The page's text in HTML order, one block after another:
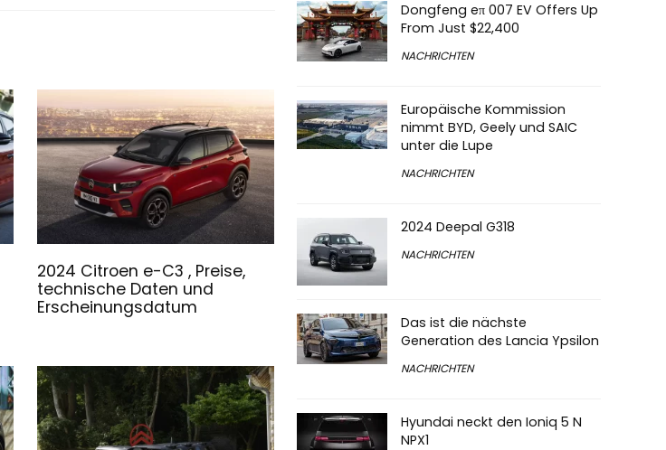
2024 Citroen e-C3 , Preise,
technische Daten und
Erscheinungsdatum
Dongfeng eπ 007 EV Offers Up
From Just $22,400
NACHRICHTEN
Europäische Kommission
nimmt BYD, Geely und SAIC
unter die Lupe
NACHRICHTEN
2024 Deepal G318
NACHRICHTEN
Das ist die nächste
Generation des Lancia Ypsilon
NACHRICHTEN
Hyundai neckt den Ioniq 5 N
NPX1